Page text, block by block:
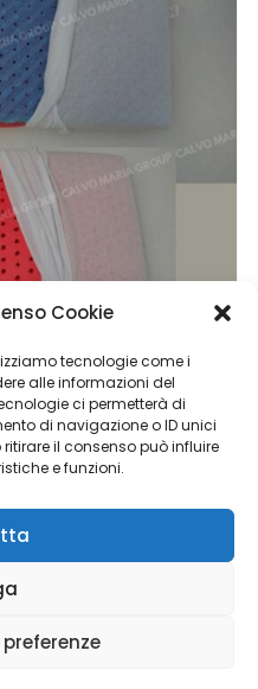
Cookie
tecnologie come i
alle informazioni del
ci permetterà di
di navigazione o ID unici
il consenso può influire
e funzioni.
Cuscino Memory Foam Da Letto In Ginseng 15 Alta Qualità
€
- P.I. 02048840769 |
&
- All Rights Reserved